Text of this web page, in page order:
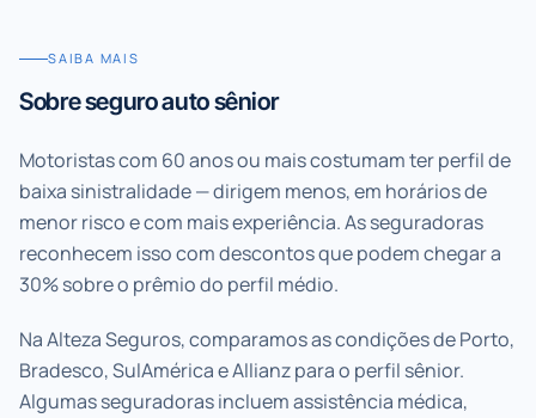
SAIBA MAIS
Sobreseguro auto sênior
Motoristas com 60 anos ou mais costumam ter perfil de
baixa sinistralidade — dirigem menos, em horários de
menor risco e com mais experiência. As seguradoras
reconhecem isso com descontos que podem chegar a
30% sobre o prêmio do perfil médio.
Na Alteza Seguros, comparamos as condições de Porto,
Bradesco, SulAmérica e Allianz para o perfil sênior.
Algumas seguradoras incluem assistência médica,